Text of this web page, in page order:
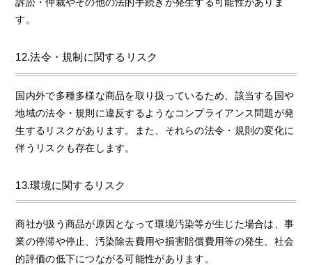
訴訟・仲裁やその他の法的手続きが発生する可能性がありま
す。
12.法令・規制に関するリスク
国内外で多種多様な商品を取り扱っているため、該当する国や
地域の法令・規則に違反するようなコンプライアンス問題が発
生するリスクがあります。また、それらの法令・規則の変化に
伴うリスクも存在します。
13.環境に関するリスク
商社が扱う商品が原因となって環境汚染等が生じた場合は、事
業の停滞や停止、汚染除去費用や損害賠償費用等の発生、社会
的評価の低下につながる可能性があります。